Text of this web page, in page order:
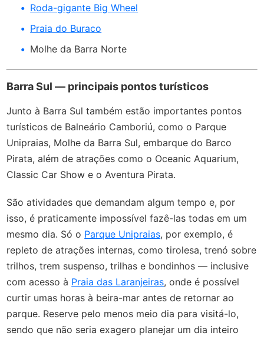
Roda-gigante Big Wheel
Praia do Buraco
Molhe da Barra Norte
Barra Sul— principais pontos turísticos
Junto à Barra Sul também estão importantes pontos
turísticos de Balneário Camboriú, como o Parque
Unipraias, Molhe da Barra Sul, embarque do Barco
Pirata, além de atrações como o Oceanic Aquarium,
Classic Car Show e o Aventura Pirata.
São atividades que demandam algum tempo e, por
isso, é praticamente impossível fazê-las todas em um
mesmo dia. Só o Parque Unipraias, por exemplo, é
repleto de atrações internas, como tirolesa, trenó sobre
trilhos, trem suspenso, trilhas e bondinhos— inclusive
com acesso à Praia das Laranjeiras, onde é possível
curtir umas horas à beira-mar antes de retornar ao
parque. Reserve pelo menos meio dia para visitá-lo,
sendo que não seria exagero planejar um dia inteiro